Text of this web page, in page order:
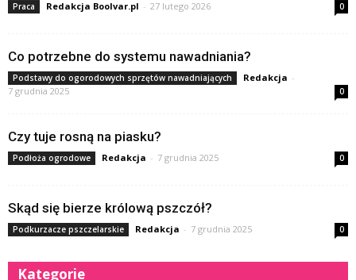
Praca Redakcja Boolvar.pl - 27 lutego 2026 0
Co potrzebne do systemu nawadniania?
Podstawy do ogorodowych sprzętów nawadniających Redakcja -
7 grudnia 2025
0
Czy tuje rosną na piasku?
Podłoża ogrodowe Redakcja - 7 grudnia 2025 0
Skąd się bierze królową pszczół?
Podkurzacze pszczelarskie Redakcja - 7 grudnia 2025 0
Kategorie